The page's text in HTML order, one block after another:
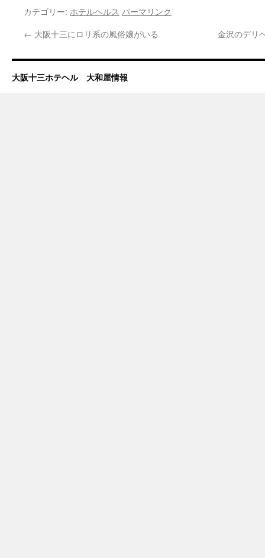
カテゴリー: ホテルヘルス パーマリンク
← 大阪十三にロリ系の風俗嬢がいる 金沢のデリ
大阪十三ホテヘル 大和屋情報